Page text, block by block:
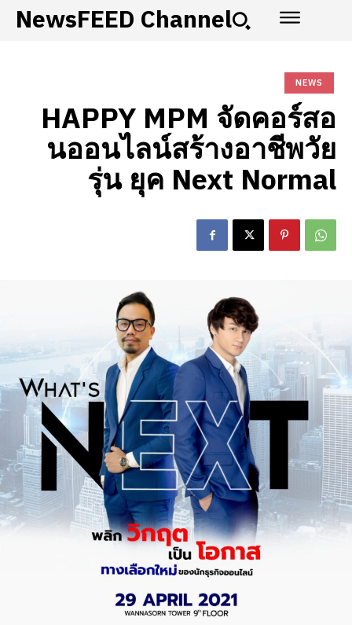
NewsFEED Channel
NEWS
HAPPY MPM จัดคอร์สอ
นออนไลน์สร้างอาชีพวัย
รุ่น ยุค Next Normal